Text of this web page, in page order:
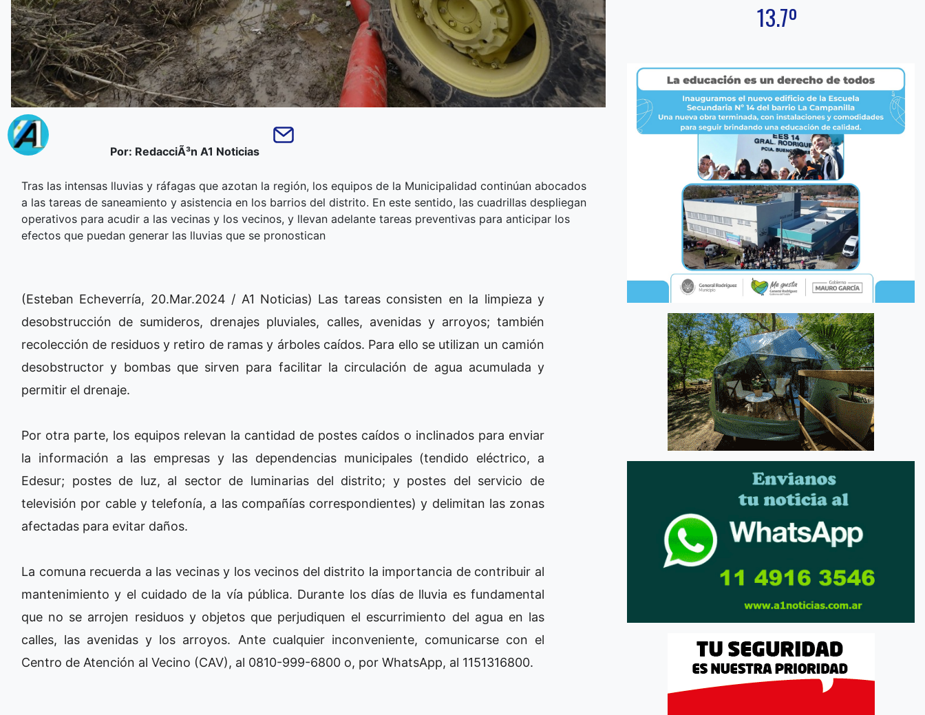
Por: RedacciÃ³n A1 Noticias
Tras las intensas lluvias y ráfagas que azotan la región, los equipos de la Municipalidad continúan abocados
a las tareas de saneamiento y asistencia en los barrios del distrito. En este sentido, las cuadrillas despliegan
operativos para acudir a las vecinas y los vecinos, y llevan adelante tareas preventivas para anticipar los
efectos que puedan generar las lluvias que se pronostican
(Esteban Echeverría, 20.Mar.2024 / A1 Noticias) Las tareas consisten en la limpieza y
desobstrucción de sumideros, drenajes pluviales, calles, avenidas y arroyos; también
recolección de residuos y retiro de ramas y árboles caídos. Para ello se utilizan un camión
desobstructor y bombas que sirven para facilitar la circulación de agua acumulada y
permitir el drenaje.
Por otra parte, los equipos relevan la cantidad de postes caídos o inclinados para enviar
la información a las empresas y las dependencias municipales (tendido eléctrico, a
Edesur; postes de luz, al sector de luminarias del distrito; y postes del servicio de
televisión por cable y telefonía, a las compañías correspondientes) y delimitan las zonas
afectadas para evitar daños.
La comuna recuerda a las vecinas y los vecinos del distrito la importancia de contribuir al
mantenimiento y el cuidado de la vía pública. Durante los días de lluvia es fundamental
que no se arrojen residuos y objetos que perjudiquen el escurrimiento del agua en las
calles, las avenidas y los arroyos. Ante cualquier inconveniente, comunicarse con el
Centro de Atención al Vecino (CAV), al 0810-999-6800 o, por WhatsApp, al 1151316800.
13.7º